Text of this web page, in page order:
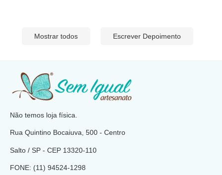
Mostrar todos Escrever Depoimento
Não temos loja física.
Rua Quintino Bocaiuva, 500 - Centro
Salto / SP - CEP 13320-110
FONE: (11) 94524-1298